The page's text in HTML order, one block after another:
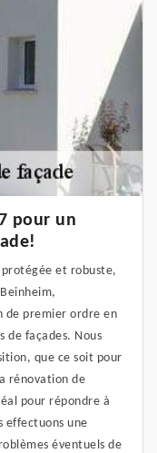
pour un
protégée et robuste,
de premier ordre en
de façades. Nous
que ce soit pour
rénovation de
pour répondre à
effectuons une
éventuels de